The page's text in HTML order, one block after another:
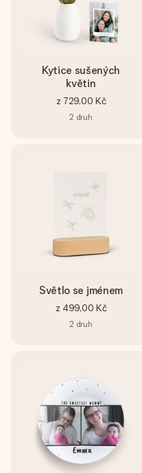
Kytice sušených
květin
z 729,00 Kč
2 druh
Světlo se jménem
z 499,00 Kč
2 druh